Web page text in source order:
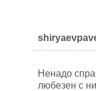
Ненадо
любезен с